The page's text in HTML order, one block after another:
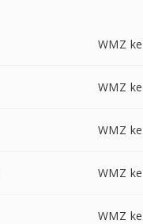
WMZ
WMZ
WMZ
WMZ
WMZ